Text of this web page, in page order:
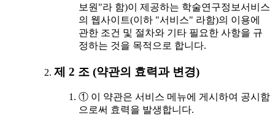
보원"라 함)이 제공하는 학술연구정보서비스
의 웹사이트(이하 "서비스" 라함)의 이용에
관한 조건 및 절차와 기타 필요한 사항을 규
정하는 것을 목적으로 합니다.
제 2 조 (약관의 효력과 변경)
① 이 약관은 서비스 메뉴에 게시하여 공시함
으로써 효력을 발생합니다.